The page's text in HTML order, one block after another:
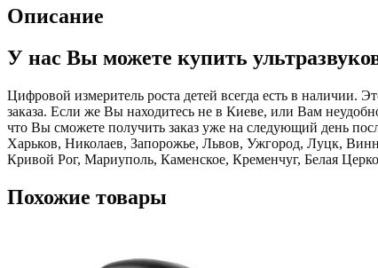
Описание
У нас Вы можете купить
Цифровой измеритель роста детей всегда есть в наличии.
заказа. Если же Вы находитесь не в Киеве, или Вам
что Вы сможете получить заказ уже на следующий день
Харьков, Николаев, Запорожье, Львов, Ужгород, Луцк,
Кривой Рог, Мариуполь, Каменское, Кременчуг, Белая
Похожие товары